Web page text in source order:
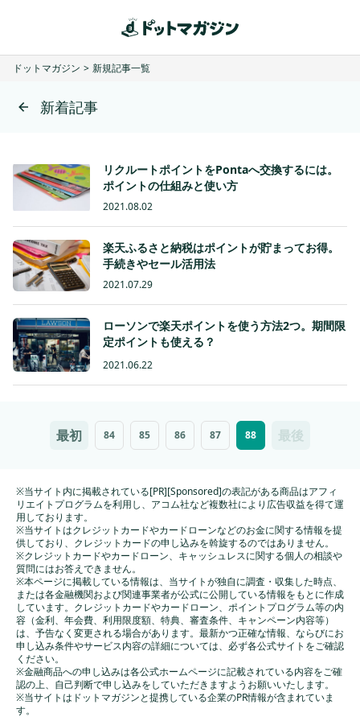
ドットマガジン > 新規記事一覧
新着記事
リクルートポイントをPontaへ交換するには。
ポイントの仕組みと使い方
2021.08.02
楽天ふるさと納税はポイントが貯まってお得。
手続きやセール活用法
2021.07.29
ローソンで楽天ポイントを使う方法2つ。期間限
定ポイントも使える？
2021.06.22
最初 84 85 86 87 88 最後
※当サイト内に掲載されている[PR][Sponsored]の表記がある商品はアフィ
リエイトプログラムを利用し、アコム社など複数社により広告収益を得て運
用しております。
※当サイトはクレジットカードやカードローンなどのお金に関する情報を提
供しており、クレジットカードの申し込みを斡旋するのではありません。
※クレジットカードやカードローン、キャッシュレスに関する個人の相談や
質問にはお答えできません。
※本ページに掲載している情報は、当サイトが独自に調査・収集した時点、
または各金融機関および関連事業者が公式に公開している情報をもとに作成
しています。クレジットカードやカードローン、ポイントプログラム等の内
容（金利、年会費、利用限度額、特典、審査条件、キャンペーン内容等）
は、予告なく変更される場合があります。最新かつ正確な情報、ならびにお
申し込み条件やサービス内容の詳細については、必ず各公式サイトをご確認
ください。
※金融商品への申し込みは各公式ホームページに記載されている内容をご確
認の上、自己判断で申し込みをしていただきますようお願いいたします。
※当サイトはドットマガジンと提携している企業のPR情報が含まれていま
す。